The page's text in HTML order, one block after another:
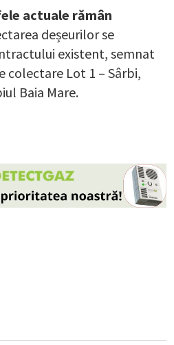
actuale rămân
deșeurilor se
existent, semnat
colectare Lot 1 – Sârbi,
Baia Mare.